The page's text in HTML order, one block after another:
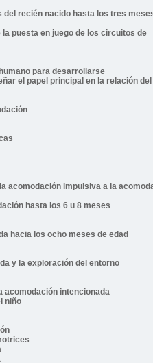
recién nacido hasta los tres
puesta en juego de los circuitos de
para desarrollarse
el papel principal en la relación del
acomodación impulsiva a la
hasta los 6 u 8 meses
hacia los ocho meses de edad
y la exploración del entorno
acomodación intencionada
niño